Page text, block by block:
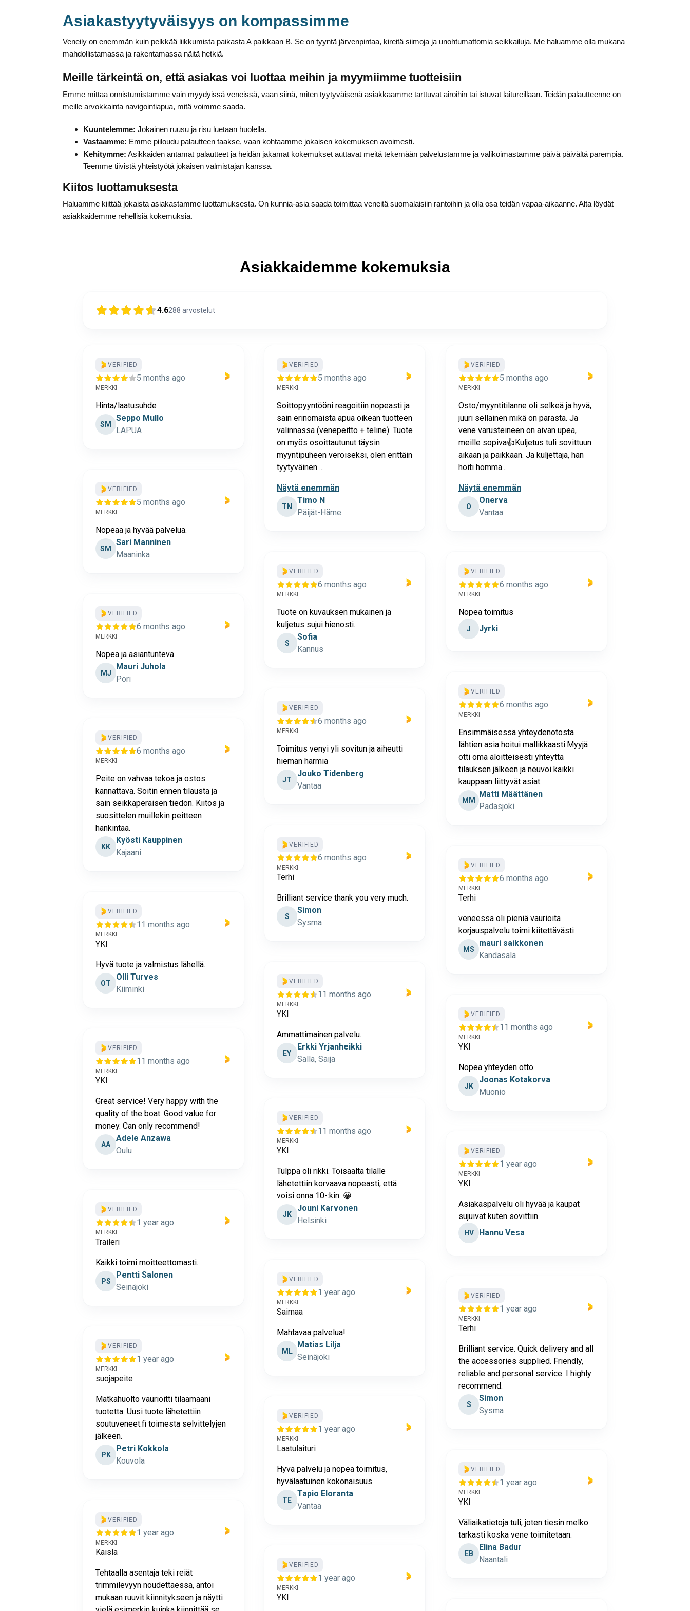
Asiakastyytyväisyys on kompassimme
Veneily on enemmän kuin pelkkää liikkumista paikasta A paikkaan B. Se on tyyntä järvenpintaa, kireitä siimoja ja unohtumattomia seikkailuja. Me haluamme olla mukana
mahdollistamassa ja rakentamassa näitä hetkiä.
Meille tärkeintä on, että asiakas voi luottaa meihin ja myymiimme tuotteisiin
Emme mittaa onnistumistamme vain myydyissä veneissä, vaan siinä, miten tyytyväisenä asiakkaamme tarttuvat airoihin tai istuvat laitureillaan. Teidän palautteenne on
meille arvokkainta navigointiapua, mitä voimme saada.
Kuuntelemme: Jokainen ruusu ja risu luetaan huolella.
Vastaamme: Emme piiloudu palautteen taakse, vaan kohtaamme jokaisen kokemuksen avoimesti.
Kehitymme: Asikkaiden antamat palautteet ja heidän jakamat kokemukset auttavat meitä tekemään palvelustamme ja valikoimastamme päivä päivältä parempia.
Teemme tiivistä yhteistyötä jokaisen valmistajan kanssa.
Kiitos luottamuksesta
Haluamme kiittää jokaista asiakastamme luottamuksesta. On kunnia-asia saada toimittaa veneitä suomalaisiin rantoihin ja olla osa teidän vapaa-aikaanne. Alta löydät
asiakkaidemme rehellisiä kokemuksia.
Asiakkaidemme kokemuksia
4.6288 arvostelut
VERIFIED
5 months ago
MERKKI
Hinta/laatusuhde
SM
Seppo Mullo
LAPUA
VERIFIED
5 months ago
MERKKI
Soittopyyntööni reagoitiin nopeasti ja
sain erinomaista apua oikean tuotteen
valinnassa (venepeitto + teline). Tuote
on myös osoittautunut täysin
myyntipuheen veroiseksi, olen erittäin
tyytyväinen ...
Näytä enemmän
TN
Timo N
Päijät-Häme
VERIFIED
5 months ago
MERKKI
Osto/myyntitilanne oli selkeä ja hyvä,
juuri sellainen mikä on parasta. Ja
vene varusteineen on aivan upea,
meille sopiva👍Kuljetus tuli sovittuun
aikaan ja paikkaan. Ja kuljettaja, hän
hoiti homma...
Näytä enemmän
O
Onerva
Vantaa
VERIFIED
5 months ago
MERKKI
Nopeaa ja hyvää palvelua.
SM
Sari Manninen
Maaninka
VERIFIED
6 months ago
MERKKI
Tuote on kuvauksen mukainen ja
kuljetus sujui hienosti.
S
Sofia
Kannus
VERIFIED
6 months ago
MERKKI
Nopea toimitus
J Jyrki
VERIFIED
6 months ago
MERKKI
Nopea ja asiantunteva
MJ
Mauri Juhola
Pori
VERIFIED
6 months ago
MERKKI
Ensimmäisessä yhteydenotosta
lähtien asia hoitui mallikkaasti.Myyjä
otti oma aloitteisesti yhteyttä
tilauksen jälkeen ja neuvoi kaikki
kauppaan liittyvät asiat.
MM
Matti Määttänen
Padasjoki
VERIFIED
6 months ago
MERKKI
Toimitus venyi yli sovitun ja aiheutti
hieman harmia
JT
Jouko Tidenberg
Vantaa
VERIFIED
6 months ago
MERKKI
Peite on vahvaa tekoa ja ostos
kannattava. Soitin ennen tilausta ja
sain seikkaperäisen tiedon. Kiitos ja
suosittelen muillekin peitteen
hankintaa.
KK
Kyösti Kauppinen
Kajaani
VERIFIED
6 months ago
MERKKI
Terhi
Brilliant service thank you very much.
S
Simon
Sysma
VERIFIED
6 months ago
MERKKI
Terhi
veneessä oli pieniä vaurioita
korjauspalvelu toimi kiitettävästi
MS
mauri saikkonen
Kandasala
VERIFIED
11 months ago
MERKKI
YKI
Hyvä tuote ja valmistus lähellä.
OT
Olli Turves
Kiiminki
VERIFIED
11 months ago
MERKKI
YKI
Ammattimainen palvelu.
EY
Erkki Yrjanheikki
Salla, Saija
VERIFIED
11 months ago
MERKKI
YKI
Nopea yhteÿden otto.
JK
Joonas Kotakorva
Muonio
VERIFIED
11 months ago
MERKKI
YKI
Great service! Very happy with the
quality of the boat. Good value for
money. Can only recommend!
AA
Adele Anzawa
Oulu
VERIFIED
11 months ago
MERKKI
YKI
Tulppa oli rikki. Toisaalta tilalle
lähetettiin korvaava nopeasti, että
voisi onna 10-:kin. 😀
JK
Jouni Karvonen
Helsinki
VERIFIED
1 year ago
MERKKI
YKI
Asiakaspalvelu oli hyvää ja kaupat
sujuivat kuten sovittiin.
HV Hannu Vesa
VERIFIED
1 year ago
MERKKI
Traileri
Kaikki toimi moitteettomasti.
PS
Pentti Salonen
Seinäjoki
VERIFIED
1 year ago
MERKKI
Saimaa
Mahtavaa palvelua!
ML
Matias Lilja
Seinäjoki
VERIFIED
1 year ago
MERKKI
Terhi
Brilliant service. Quick delivery and all
the accessories supplied. Friendly,
reliable and personal service. I highly
recommend.
S
Simon
Sysma
VERIFIED
1 year ago
MERKKI
suojapeite
Matkahuolto vaurioitti tilaamaani
tuotetta. Uusi tuote lähetettiin
soutuveneet.fi toimesta selvittelyjen
jälkeen.
PK
Petri Kokkola
Kouvola
VERIFIED
1 year ago
MERKKI
Laatulaituri
Hyvä palvelu ja nopea toimitus,
hyvälaatuinen kokonaisuus.
TE
Tapio Eloranta
Vantaa
VERIFIED
1 year ago
MERKKI
YKI
Väliaikatietoja tuli, joten tiesin melko
tarkasti koska vene toimitetaan.
EB
Elina Badur
Naantali
VERIFIED
1 year ago
MERKKI
Kaisla
Tehtaalla asentaja teki reiät
trimmilevyyn noudettaessa, antoi
mukaan ruuvit kiinnitykseen ja näytti
VERIFIED
1 year ago
MERKKI
YKI